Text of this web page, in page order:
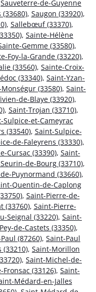
Sauveterre-de-Guyenne
(33680), Saugon (33920),
, Sallebœuf (33370),
, Sainte-Hélène
Gemme (33580),
Foy-la-Grande (33220),
(33560), Sainte-Croix-
(33340), Saint-Yzan-
(33580), Saint-
de-Blaye (33920),
, Saint-Trojan (33710),
Sulpice-et-Cameyrac
(33540), Saint-Sulpice-
de-Faleyrens (33330),
Cursac (33390), Saint-
de-Bourg (33710),
Puynormand (33660),
Quentin-de-Caplong
, Saint-Pierre-de-
(33760), Saint-Pierre-
Seignal (33220), Saint-
de-Castets (33350),
(87260), Saint-Paul
(33210), Saint-Morillon
, Saint-Michel-de-
(33126), Saint-
Médard-en-Jalles